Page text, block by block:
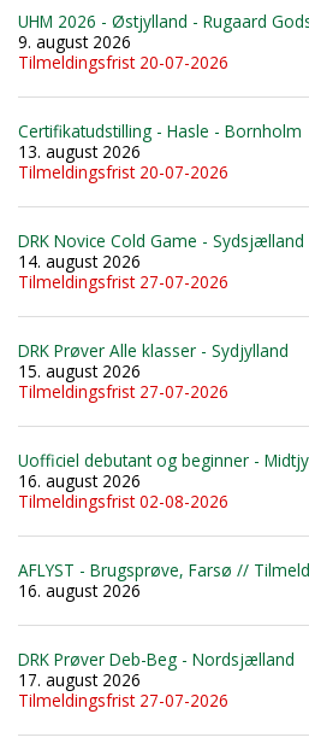
UHM 2026 - Østjylland - Rugaard
9. august 2026
Tilmeldingsfrist 20-07-2026
Certifikatudstilling - Hasle - Bornholm
13. august 2026
Tilmeldingsfrist 20-07-2026
DRK Novice Cold Game - Sydsjælland
14. august 2026
Tilmeldingsfrist 27-07-2026
DRK Prøver Alle klasser - Sydjylland
15. august 2026
Tilmeldingsfrist 27-07-2026
Uofficiel debutant og beginner -
16. august 2026
Tilmeldingsfrist 02-08-2026
AFLYST - Brugsprøve, Farsø //
16. august 2026
DRK Prøver Deb-Beg - Nordsjælland
17. august 2026
Tilmeldingsfrist 27-07-2026